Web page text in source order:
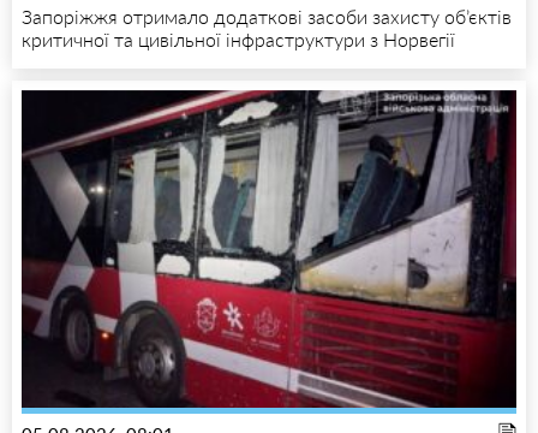
Запоріжжя отримало додаткові засоби захисту об’єктів
критичної та цивільної інфраструктури з Норвегії